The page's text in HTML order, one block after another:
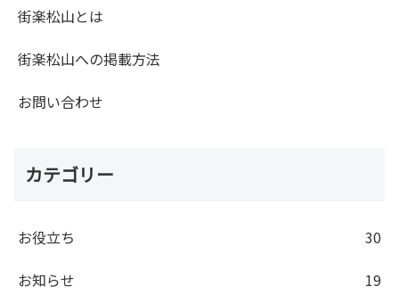
街楽松山とは
街楽松山への掲載方法
お問い合わせ
カテゴリー
お役立ち
30
お知らせ
19